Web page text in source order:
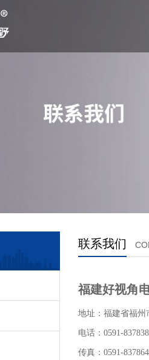
联系我们
福建好视角
地址：福建省福州
电话：0591-
传真：0591-